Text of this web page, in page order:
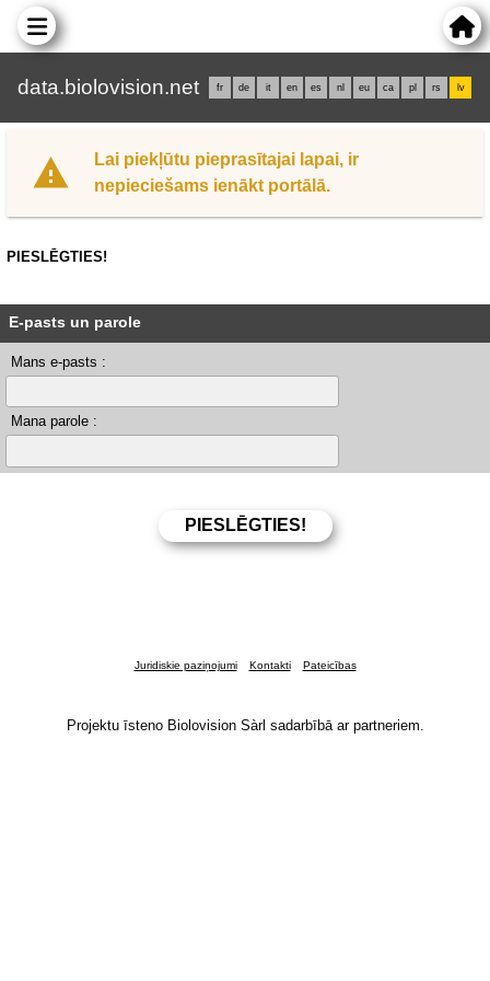
data.biolovision.net fr de it en es nl eu ca pl rs lv
Lai piekļūtu pieprasītajai lapai, ir
nepieciešams ienākt portālā.
PIESLĒGTIES!
E-pasts un parole
Mans e-pasts :
Mana parole :
Juridiskie paziņojumi Kontakti Pateicības
Projektu īsteno Biolovision Sàrl sadarbībā ar partneriem.